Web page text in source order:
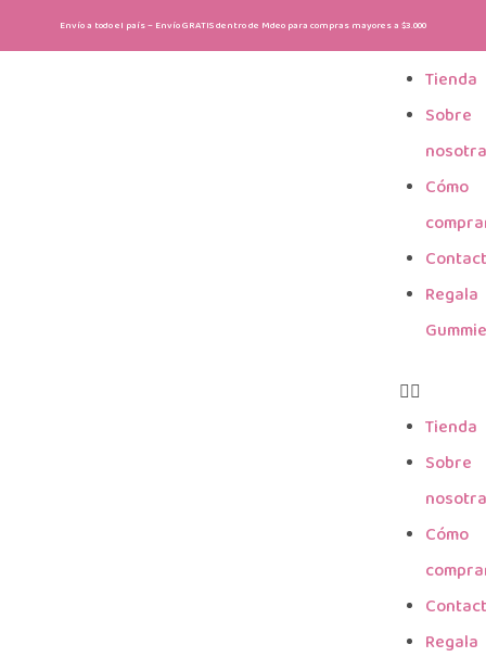
Envío a todo el país – Envío GRATIS dentro de Mdeo para compras mayores a $3.000
Tienda
Sobre
Cómo
Regala
Tienda
Sobre
Cómo
Regala